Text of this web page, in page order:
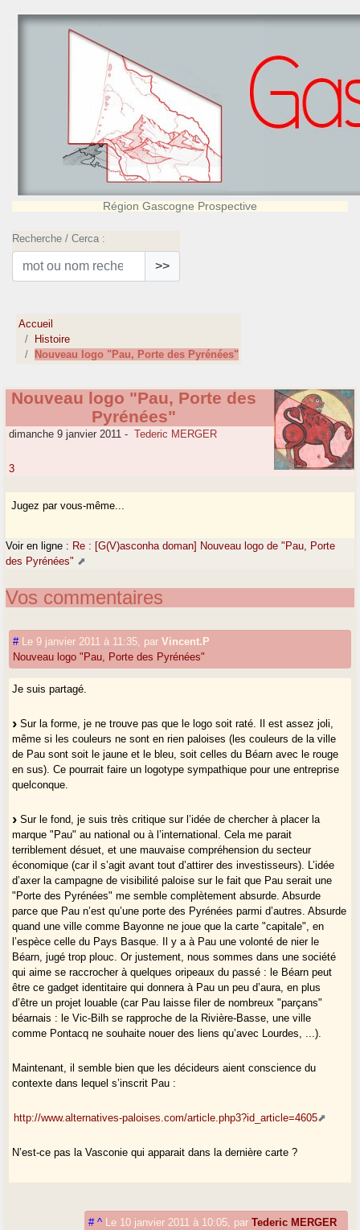
Région Gascogne Prospective
Recherche / Cerca :
>>
Accueil
Histoire
Nouveau logo "Pau, Porte des Pyrénées"
Nouveau logo "Pau, Porte des
Pyrénées"
dimanche 9 janvier 2011 - Tederic MERGER
3
Jugez par vous-même...
Voir en ligne : Re : [G(V)asconha doman] Nouveau logo de "Pau, Porte
des Pyrénées"
Vos commentaires
# Le 9 janvier 2011 à 11:35 parVincent.P
Nouveau logo "Pau, Porte des Pyrénées"
Je suis partagé.
Sur la forme, je ne trouve pas que le logo soit raté. Il est assez joli,
même si les couleurs ne sont en rien paloises (les couleurs de la ville
de Pau sont soit le jaune et le bleu, soit celles du Béarn avec le rouge
en sus). Ce pourrait faire un logotype sympathique pour une entreprise
quelconque.
Sur le fond, je suis très critique sur l’idée de chercher à placer la
marque "Pau" au national ou à l’international. Cela me parait
terriblement désuet, et une mauvaise compréhension du secteur
économique (car il s’agit avant tout d’attirer des investisseurs). L’idée
d’axer la campagne de visibilité paloise sur le fait que Pau serait une
"Porte des Pyrénées" me semble complètement absurde. Absurde
parce que Pau n’est qu’une porte des Pyrénées parmi d’autres. Absurde
quand une ville comme Bayonne ne joue que la carte "capitale", en
l’espèce celle du Pays Basque. Il y a à Pau une volonté de nier le
Béarn, jugé trop plouc. Or justement, nous sommes dans une société
qui aime se raccrocher à quelques oripeaux du passé : le Béarn peut
être ce gadget identitaire qui donnera à Pau un peu d’aura, en plus
d’être un projet louable (car Pau laisse filer de nombreux "parçans"
béarnais : le Vic-Bilh se rapproche de la Rivière-Basse, une ville
comme Pontacq ne souhaite nouer des liens qu’avec Lourdes, ...).
Maintenant, il semble bien que les décideurs aient conscience du
contexte dans lequel s’inscrit Pau :
http://www.alternatives-paloises.com/article.php3?id_article=4605
N’est-ce pas la Vasconie qui apparait dans la dernière carte ?
# ^ Le 10 janvier 2011 à 10:05 parTederic MERGER